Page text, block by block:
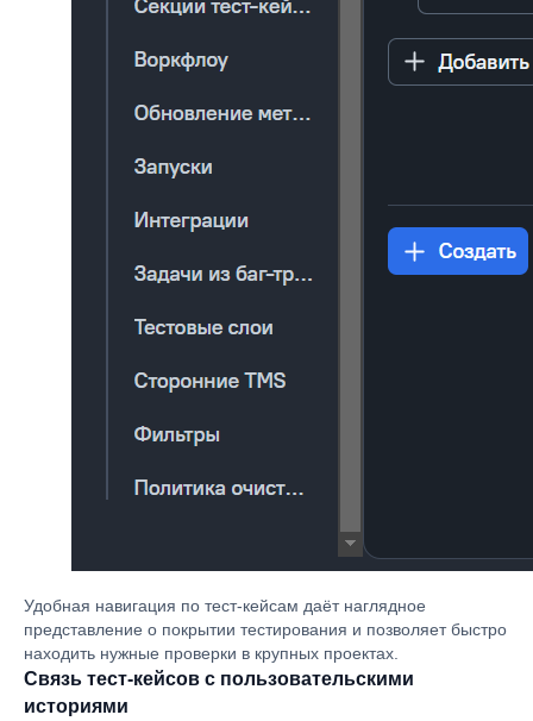
Удобная навигация по тест-кейсам даёт наглядное
представление о покрытии тестирования и позволяет быстро
находить нужные проверки в крупных проектах.
Связь тест-кейсов с пользовательскими
историями